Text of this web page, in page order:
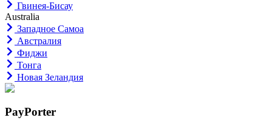
Гвинея-Бисау
Australia
Западное Самоа
Австралия
Фиджи
Тонга
Новая Зеландия
PayPorter